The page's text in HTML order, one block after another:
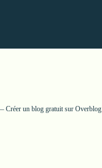
Créer un blog gratuit sur Overblog